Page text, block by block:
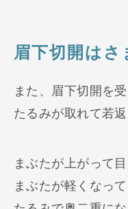
眉下切開は
また、眉下切開を
たるみが取れて若返
まぶたが上がって
まぶたが軽くなっ